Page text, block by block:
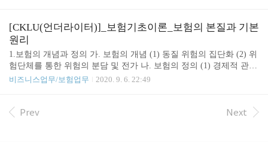
장 큼 - 재보험거래가 주기적 또는 지속적으로 이루어질 수 없는 특
수한 경우의 위험을 인수할 때 이용 단점) - 단, 위험 인수결정을 지
연시키면, 일시적으로 담보능력을 초과하는 상황이 나타날 수 밖에
없다는 한계가 발생 - 체결시마다 계약조건 협의, 보험료결정, 회계
처리 등 많은 업무가 진행되어야 해서 공수 多 - 재계약, 해지, 변경
시 많은 업무가 추가되어 비효율성 高 2) 자동재..
[CKLU(언더라이터)]_보험기초이론_보험의 본질과 기본
원리
1.보험의 개념과 정의 가. 보험의 개념 (1) 동질 위험의 집단화 (2) 위
험단체를 통한 위험의 분담 및 전가 나. 보험의 정의 (1) 경제적 관점
(2) 사회적 관점 (3) 법적 관점 (4) 수리적 관점 다. 유사개념과의 비
(1) 수지상등원칙의 의의 (2) 렉시스의 원칙 나. 확률과 대수의 법칙
비즈니스업무/보험업무 2020. 9. 6. 22:49
Prev Next